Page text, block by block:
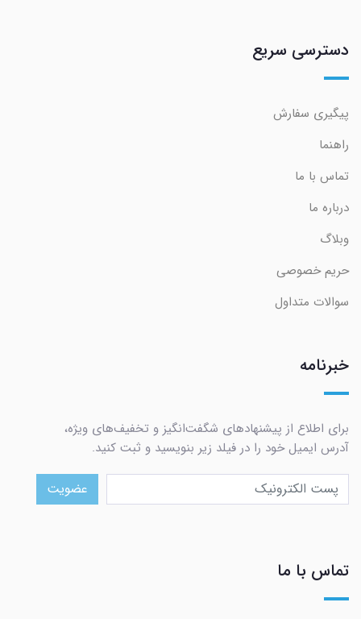
دسترسی سریع
پیگیری سفارش
راهنما
تماس با ما
درباره ما
وبلاگ
حریم خصوصی
سوالات متداول
خبرنامه
برای اطلاع از پیشنهادهای شگفت‌انگیز و تخفیف‌های ویژه،
آدرس ایمیل خود را در فیلد زیر بنویسید و ثبت کنید.
عضویت
تماس با ما